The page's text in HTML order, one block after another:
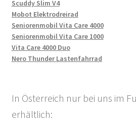
Scuddy Slim V4
Mobot Elektrodreirad
Seniorenmobil Vita Care 4000
Seniorenmobil Vita Care 1000
Vita Care 4000 Duo
Nero Thunder Lastenfahrrad
In Österreich nur bei uns im
erhältlich: